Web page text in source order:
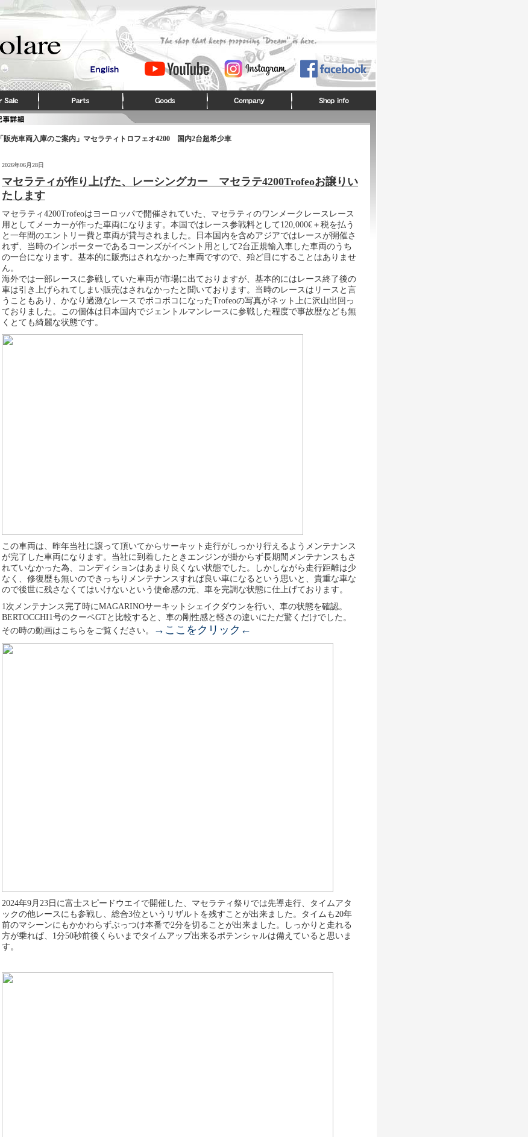
「販売車両入庫のご案内」マセラティトロフェオ4200 国内2台超希少車
2026年06月28日
マセラティが作り上げた、レーシングカー マセラテ4200Trofeoお譲りい
たします
マセラティ4200Trofeoはヨーロッパで開催されていた、マセラティのワンメークレースレース
用としてメーカーが作った車両になります。本国ではレース参戦料として120,000€＋税を払う
と一年間のエントリー費と車両が貸与されました。日本国内を含めアジアではレースが開催さ
れず、当時のインポーターであるコーンズがイベント用として2台正規輸入車した車両のうち
の一台になります。基本的に販売はされなかった車両ですので、殆ど目にすることはありませ
ん。
海外では一部レースに参戦していた車両が市場に出ておりますが、基本的にはレース終了後の
車は引き上げられてしまい販売はされなかったと聞いております。当時のレースはリースと言
うこともあり、かなり過激なレースでボコボコになったTrofeoの写真がネット上に沢山出回っ
ておりました。 この個体は日本国内でジェントルマンレースに参戦した程度で事故歴なども無
くとても綺麗な状態です。
この車両は、昨年当社に譲って頂いてからサーキット走行がしっかり行えるようメンテナンス
が完了した車両になります。当社に到着したときエンジンが掛からず長期間メンテナンスもさ
れていなかった為、コンディションはあまり良くない状態でした。しかしながら走行距離は少
なく、修復歴も無いのできっちりメンテナンスすれば良い車になるという思いと、貴重な車な
ので後世に残さなくてはいけないという使命感の元、車を完調な状態に仕上げております。
1次メンテナンス完了時にMAGARINOサーキットシェイクダウンを行い、車の状態を確認。
BERTOCCHI1号のクーペGTと比較すると、車の剛性感と軽さの違いにただ驚くだけでした。
その時の動画はこちらをご覧ください。
→ここをクリック←
2024年9月23日に富士スピードウエイで開催した、マセラティ祭りでは先導走行、タイムアタ
ックの他レースにも参戦し、総合3位というリザルトを残すことが出来ました。タイムも20年
前のマシーンにもかかわらずぶっつけ本番で2分を切ることが出来ました。しっかりと走れる
方が乗れば、1分50秒前後くらいまでタイムアップ出来るポテンシャルは備えていると思いま
す。